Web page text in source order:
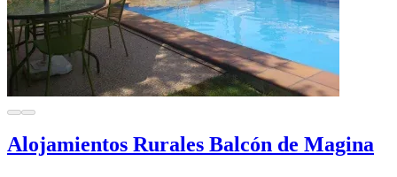
Alojamientos Rurales Balcón de Magina